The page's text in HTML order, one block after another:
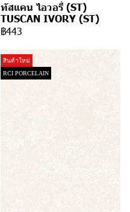
ทัสแคน ไอวอรี่ (ST)
TUSCAN IVORY (ST)
฿443
สินค้าใหม่
RCI PORCELAIN